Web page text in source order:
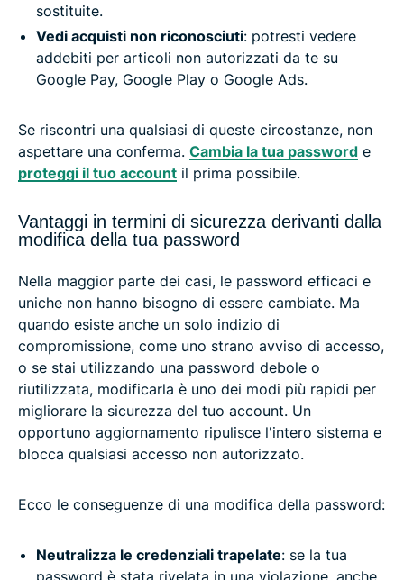
sostituite.
Vedi acquisti non riconosciuti: potresti vedere
addebiti per articoli non autorizzati da te su
Google Pay, Google Play o Google Ads.
Se riscontri una qualsiasi di queste circostanze, non
aspettare una conferma. Cambia la tua password e
proteggi il tuo account il prima possibile.
Vantaggi in termini di sicurezza derivanti dalla
modifica della tua password
Nella maggior parte dei casi, le password efficaci e
uniche non hanno bisogno di essere cambiate. Ma
quando esiste anche un solo indizio di
compromissione, come uno strano avviso di accesso,
o se stai utilizzando una password debole o
riutilizzata, modificarla è uno dei modi più rapidi per
migliorare la sicurezza del tuo account. Un
opportuno aggiornamento ripulisce l'intero sistema e
blocca qualsiasi accesso non autorizzato.
Ecco le conseguenze di una modifica della password:
Neutralizza le credenziali trapelate: se la tua